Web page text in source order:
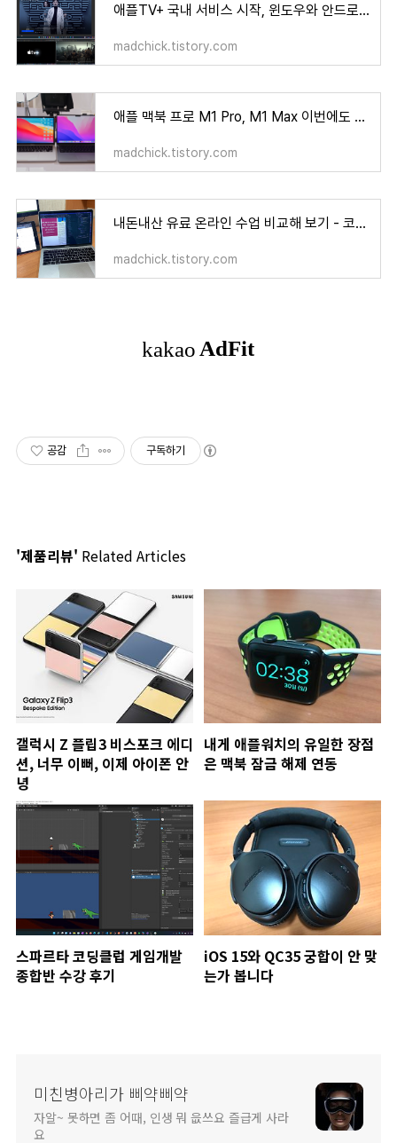
애플TV+ 국내 서비스 시작, 윈도우와 안드로이드에서도 시청 가능 합니다
madchick.tistory.com
애플 맥북 프로 M1 Pro, M1 Max 이번에도 성능은 미쳤습니다
madchick.tistory.com
내돈내산 유료 온라인 수업 비교해 보기 - 코딩, 취미, 취업, 업무 비대면 교육
madchick.tistory.com
공감 구독하기
'제품리뷰' Related Articles
갤럭시 Z 플립3 비스포크 에디
션, 너무 이뻐, 이제 아이폰 안
녕
내게 애플워치의 유일한 장점
은 맥북 잠금 해제 연동
스파르타 코딩클럽 게임개발
종합반 수강 후기
iOS 15와 QC35 궁합이 안 맞
는가 봅니다
미친병아리가 삐약삐약
자알~ 못하면 좀 어때, 인생 뭐 읎쓰요 즐급게 사라
요